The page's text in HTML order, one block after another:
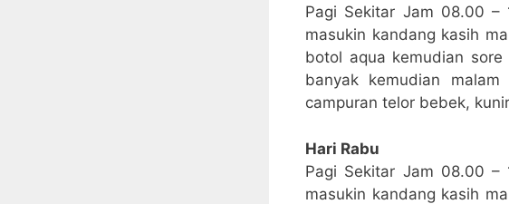
Pagi Sekitar Jam 08.00 –
masukin kandang kasih
botol aqua kemudian
banyak kemudian
campuran telor bebek,
Hari Rabu
Pagi Sekitar Jam 08.00 –
masukin kandang kasih